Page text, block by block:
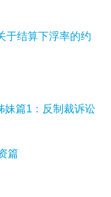
于结算下浮率的约
妹篇1：反制裁诉讼
篇